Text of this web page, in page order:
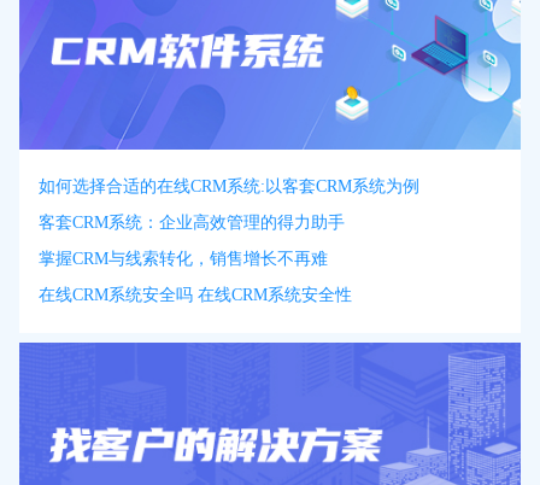
如何选择合适的在线CRM系统:以客套CRM系统为例
客套CRM系统：企业高效管理的得力助手
掌握CRM与线索转化，销售增长不再难
在线CRM系统安全吗 在线CRM系统安全性